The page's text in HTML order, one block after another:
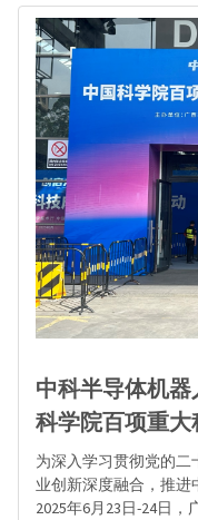
中科半导体机
科学院百项重
为深入学习贯彻党的
业创新深度融合，推进
2025年6月23日-24日